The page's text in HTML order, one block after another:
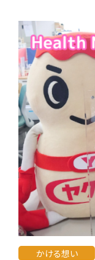
かける想い